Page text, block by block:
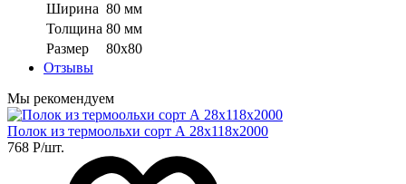
Ширина 80 мм
Толщина 80 мм
Размер
80х80
Отзывы
Мы рекомендуем
Полок из термоольхи сорт А 28х118х2000
768 Р/шт.